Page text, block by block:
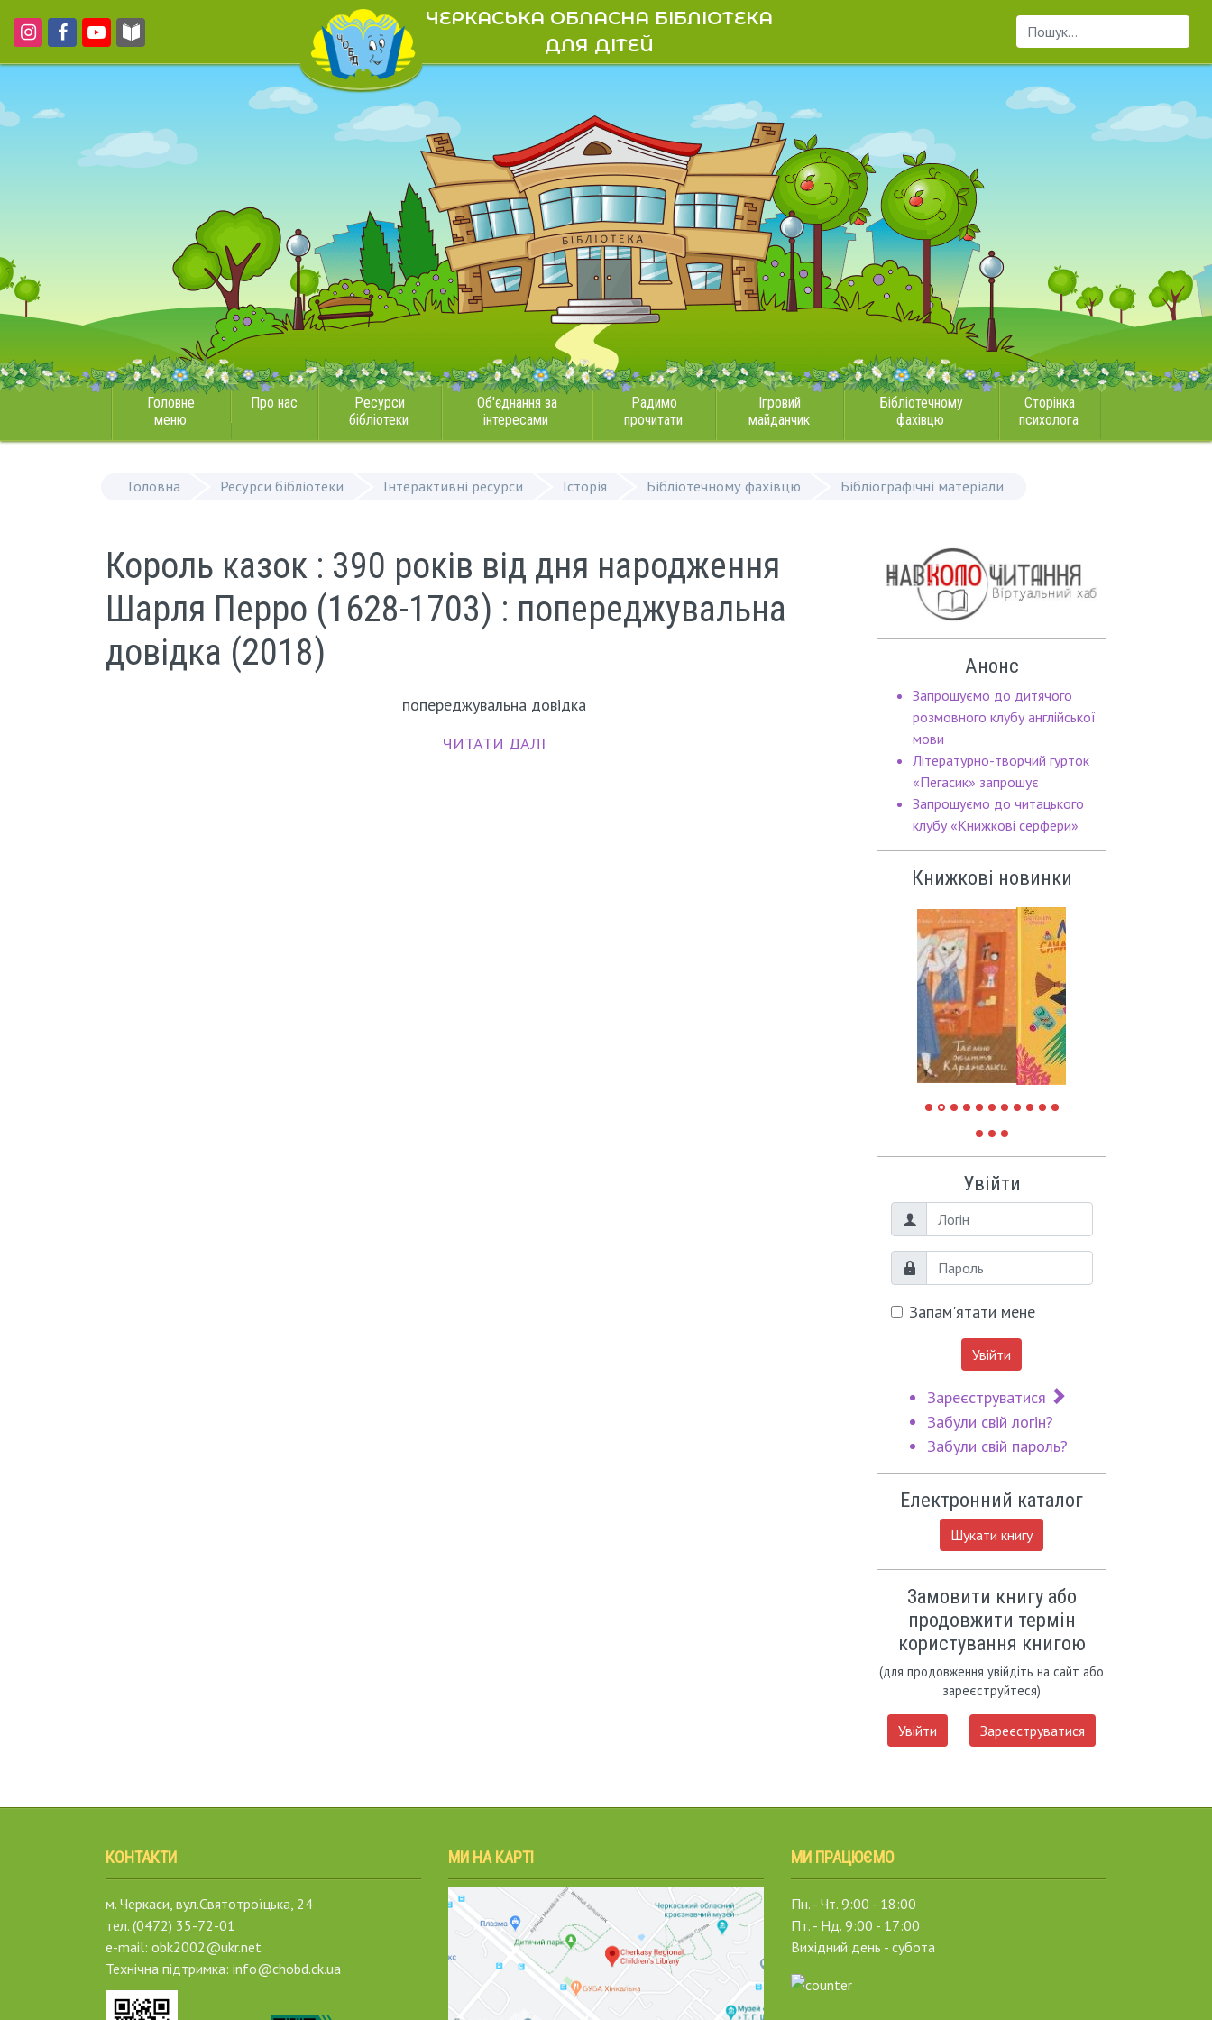
ЧЕРКАСЬКА ОБЛАСНА БІБЛІОТЕКА
ДЛЯ ДІТЕЙ
Пошук...
Головне
меню
Про нас
Ресурси
бібліотеки
Об'єднання за
інтересами
Радимо
прочитати
Ігровий
майданчик
Бібліотечному
фахівцю
Сторінка
психолога
Головна Ресурси бібліотеки Інтерактивні ресурси Історія Бібліотечному фахівцю Бібліографічні матеріали
Король казок : 390 років від дня народження
Шарля Перро (1628-1703) : попереджувальна
довідка (2018)
попереджувальна довідка
ЧИТАТИ ДАЛІ
Анонс
Запрошуємо до дитячого
розмовного клубу англійської
мови
Літературно-творчий гурток
«Пегасик» запрошує
Запрошуємо до читацького
клубу «Книжкові серфери»
Книжкові новинки
Увійти
Логін
Пароль
Запам'ятати мене
Увійти
Зареєструватися
Забули свій логін?
Забули свій пароль?
Електронний каталог
Шукати книгу
Замовити книгу або
продовжити термін
користування книгою
(для продовження увійдіть на сайт або
зареєструйтеся)
Увійти Зареєструватися
КОНТАКТИ
м. Черкаси, вул.Святотроїцька, 24
тел. (0472) 35-72-01
e-mail: obk2002@ukr.net
Технічна підтримка: info@chobd.ck.ua
МИ НА КАРТІ МИ ПРАЦЮЄМО
Пн. - Чт. 9:00 - 18:00
Пт. - Нд. 9:00 - 17:00
Вихідний день - субота